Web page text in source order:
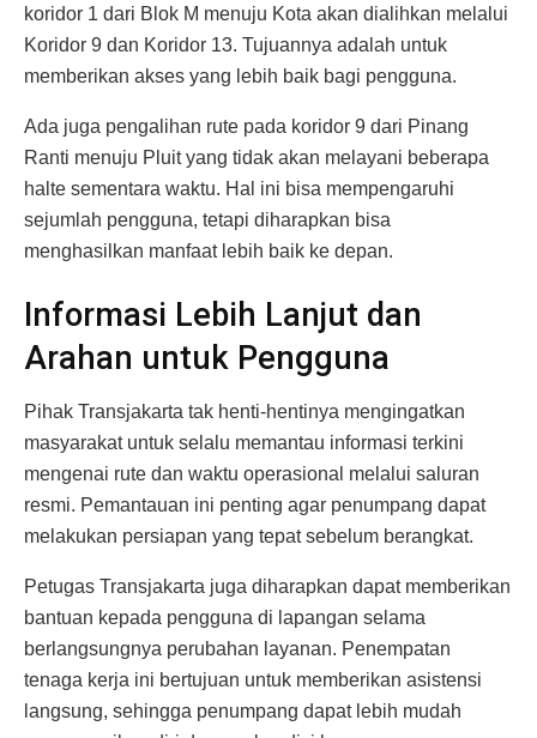
koridor 1 dari Blok M menuju Kota akan dialihkan melalui
Koridor 9 dan Koridor 13. Tujuannya adalah untuk
memberikan akses yang lebih baik bagi pengguna.
Ada juga pengalihan rute pada koridor 9 dari Pinang
Ranti menuju Pluit yang tidak akan melayani beberapa
halte sementara waktu. Hal ini bisa mempengaruhi
sejumlah pengguna, tetapi diharapkan bisa
menghasilkan manfaat lebih baik ke depan.
Informasi Lebih Lanjut dan
Arahan untuk Pengguna
Pihak Transjakarta tak henti-hentinya mengingatkan
masyarakat untuk selalu memantau informasi terkini
mengenai rute dan waktu operasional melalui saluran
resmi. Pemantauan ini penting agar penumpang dapat
melakukan persiapan yang tepat sebelum berangkat.
Petugas Transjakarta juga diharapkan dapat memberikan
bantuan kepada pengguna di lapangan selama
berlangsungnya perubahan layanan. Penempatan
tenaga kerja ini bertujuan untuk memberikan asistensi
langsung, sehingga penumpang dapat lebih mudah